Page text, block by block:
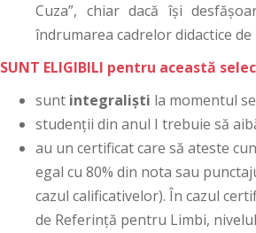
Cuza”, chiar dacă îşi
îndrumarea cadrelor didactice
SUNT ELIGIBILI pentru această
sunt integralişti la momentul
studenţii din anul I trebuie să
au un certificat care să ateste
egal cu 80% din nota sau
cazul calificativelor). În cazul
de Referinţă pentru Limbi,